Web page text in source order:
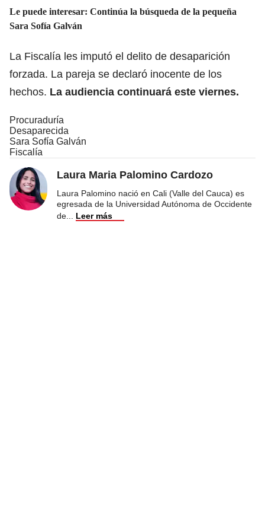
Le puede interesar: Continúa la búsqueda de la pequeña
Sara Sofía Galván
La Fiscalía les imputó el delito de desaparición
forzada. La pareja se declaró inocente de los
hechos. La audiencia continuará este viernes.
Procuraduría
Desaparecida
Sara Sofía Galván
Fiscalía
Laura Maria Palomino Cardozo
Laura Palomino nació en Cali (Valle del Cauca) es
egresada de la Universidad Autónoma de Occidente
de
Leer más